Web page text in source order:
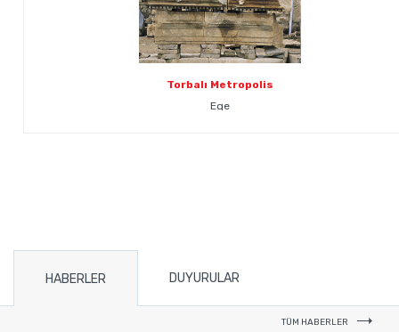
Torbalı Metropolis
Ege
HABERLER DUYURULAR
TÜM HABERLER